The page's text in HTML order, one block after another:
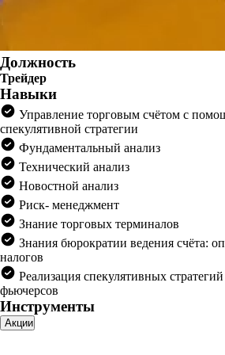
Должность
Трейдер
Навыки
Управление торговым счётом с
спекулятивной стратегии
Фундаментальный анализ
Технический анализ
Новостной анализ
Риск- менеджмент
Знание торговых терминалов
Знания бюрократии ведения счёта:
налогов
Реализация спекулятивных
фьючерсов
Инструменты
Акции